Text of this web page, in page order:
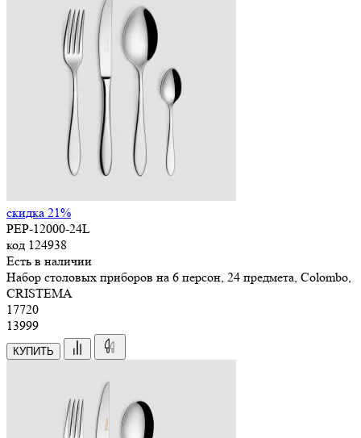
скидка 21%
PEP-12000-24L
код 124938
Есть в наличии
Набор столовых приборов на 6 персон, 24 предмета, Colombo,
CRISTEMA
17720
13999
КУПИТЬ